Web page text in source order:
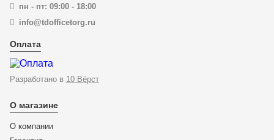
пн - пт: 09:00 - 18:00
info@tdofficetorg.ru
Оплата
Разработано в 10 Вёрст
О магазине
О компании